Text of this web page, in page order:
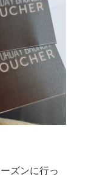
ズンに行っ